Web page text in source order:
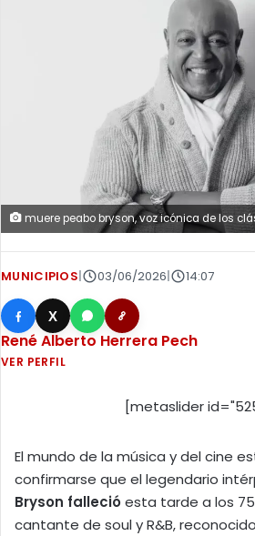
muere peabo bryson, voz icónica de los
MUNICIPIOS 03/06/2026 14:07
X
René Alberto Herrera Pech
VER PERFIL
[metaslider
El mundo de la música y del cine
confirmarse que el legendario
Bryson fallecióesta tarde a los
cantante de soul y R&B,